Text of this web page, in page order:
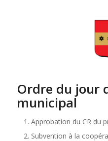
Ordre du jour
municipal
Approbation du CR du
Subvention à la